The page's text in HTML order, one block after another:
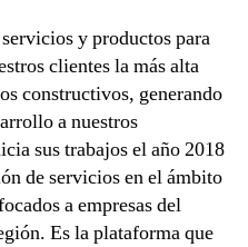
y productos para
clientes la más alta
constructivos, generando
a nuestros
sus trabajos el año 2018
de servicios en el ámbito
a empresas del
Es la plataforma que